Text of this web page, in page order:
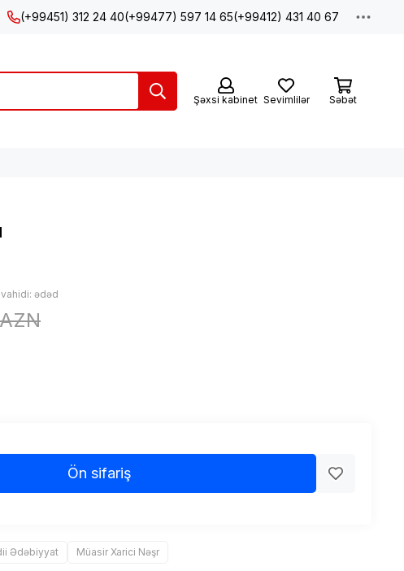
(+99451) 312 24 40(+99477) 597 14 65(+99412) 431 40 67
Şəxsi kabinet Sevimlilər Səbət
ədəd
Ön sifariş
Ədəbiyyat Müasir Xarici Nəşr